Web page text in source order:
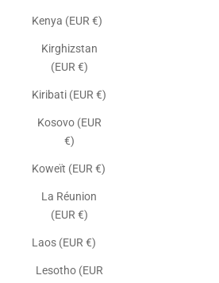
Kenya (EUR €)
Kirghizstan
(EUR €)
Kiribati (EUR €)
Kosovo (EUR
€)
Koweït (EUR €)
La Réunion
(EUR €)
Laos (EUR €)
Lesotho (EUR